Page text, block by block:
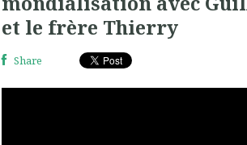
et le frère Thierry
Share